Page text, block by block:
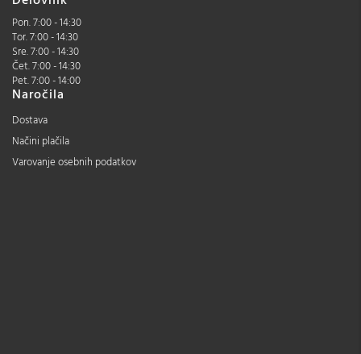
Pon. 7:00 - 14:30
Tor. 7:00 - 14:30
Sre. 7:00 - 14:30
Čet. 7:00 - 14:30
Pet. 7:00 - 14:00
Naročila
Dostava
Načini plačila
Varovanje osebnih podatkov